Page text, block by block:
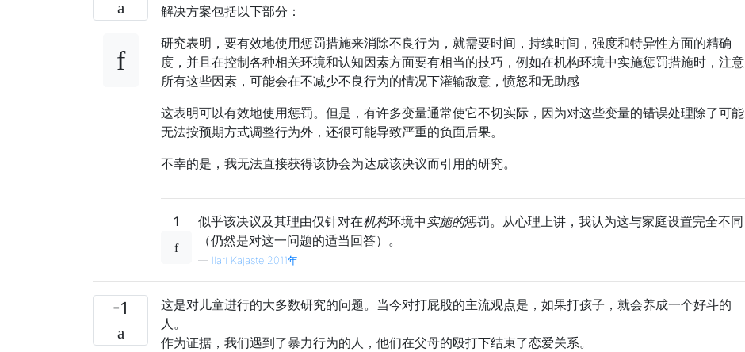
解决方案包括以下部分：
研究表明，要有效地使用惩罚措施来消除不良行为，就需要时间，持续时间，强度和特异性方面的精确
度，并且在控制各种相关环境和认知因素方面要有相当的技巧，例如在机构环境中实施惩罚措施时，注意
所有这些因素，可能会在不减少不良行为的情况下灌输敌意，愤怒和无助感
这表明可以有效地使用惩罚。但是，有许多变量通常使它不切实际，因为对这些变量的错误处理除了可能
无法按预期方式调整行为外，还很可能导致严重的负面后果。
不幸的是，我无法直接获得该协会为达成该决议而引用的研究。
1 似乎该决议及其理由仅针对在机构环境中实施的惩罚。从心理上讲，我认为这与家庭设置完全不同
（仍然是对这一问题的适当回答）。
— Ilari Kajaste 2011年
-1
这是对儿童进行的大多数研究的问题。当今对打屁股的主流观点是，如果打孩子，就会养成一个好斗的
人。
作为证据，我们遇到了暴力行为的人，他们在父母的殴打下结束了恋爱关系。